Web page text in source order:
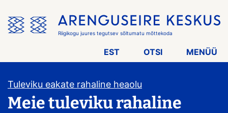
menüü
vahele
Riigikogu juures tegutsev sõltumatu mõttekoda
EST OTSI MENÜÜ
Tuleviku eakate rahaline heaolu
Meie tuleviku rahaline